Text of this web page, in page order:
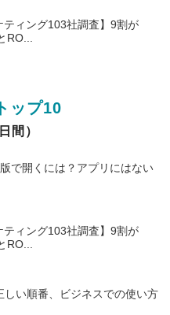
ティング103社調査】9割が
RO...
トップ10
間）
で開くには？アプリにはない
ティング103社調査】9割が
RO...
しい順番、ビジネスでの使い方